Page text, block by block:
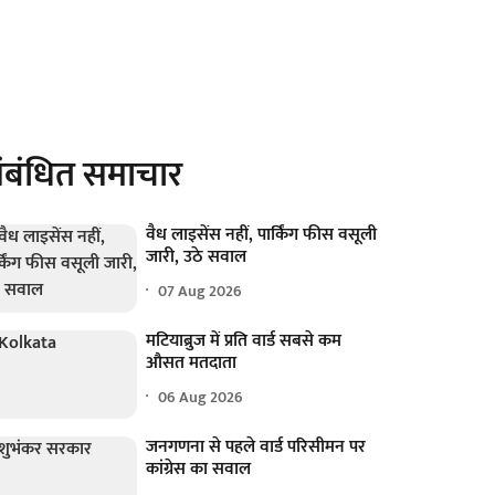
समाचार
वैध लाइसेंस नहीं, पार्किंग फीस वसूली
जारी, उठे सवाल
07 Aug 2026
मटियाब्रुज में प्रति वार्ड सबसे कम
औसत मतदाता
06 Aug 2026
जनगणना से पहले वार्ड परिसीमन पर
कांग्रेस का सवाल